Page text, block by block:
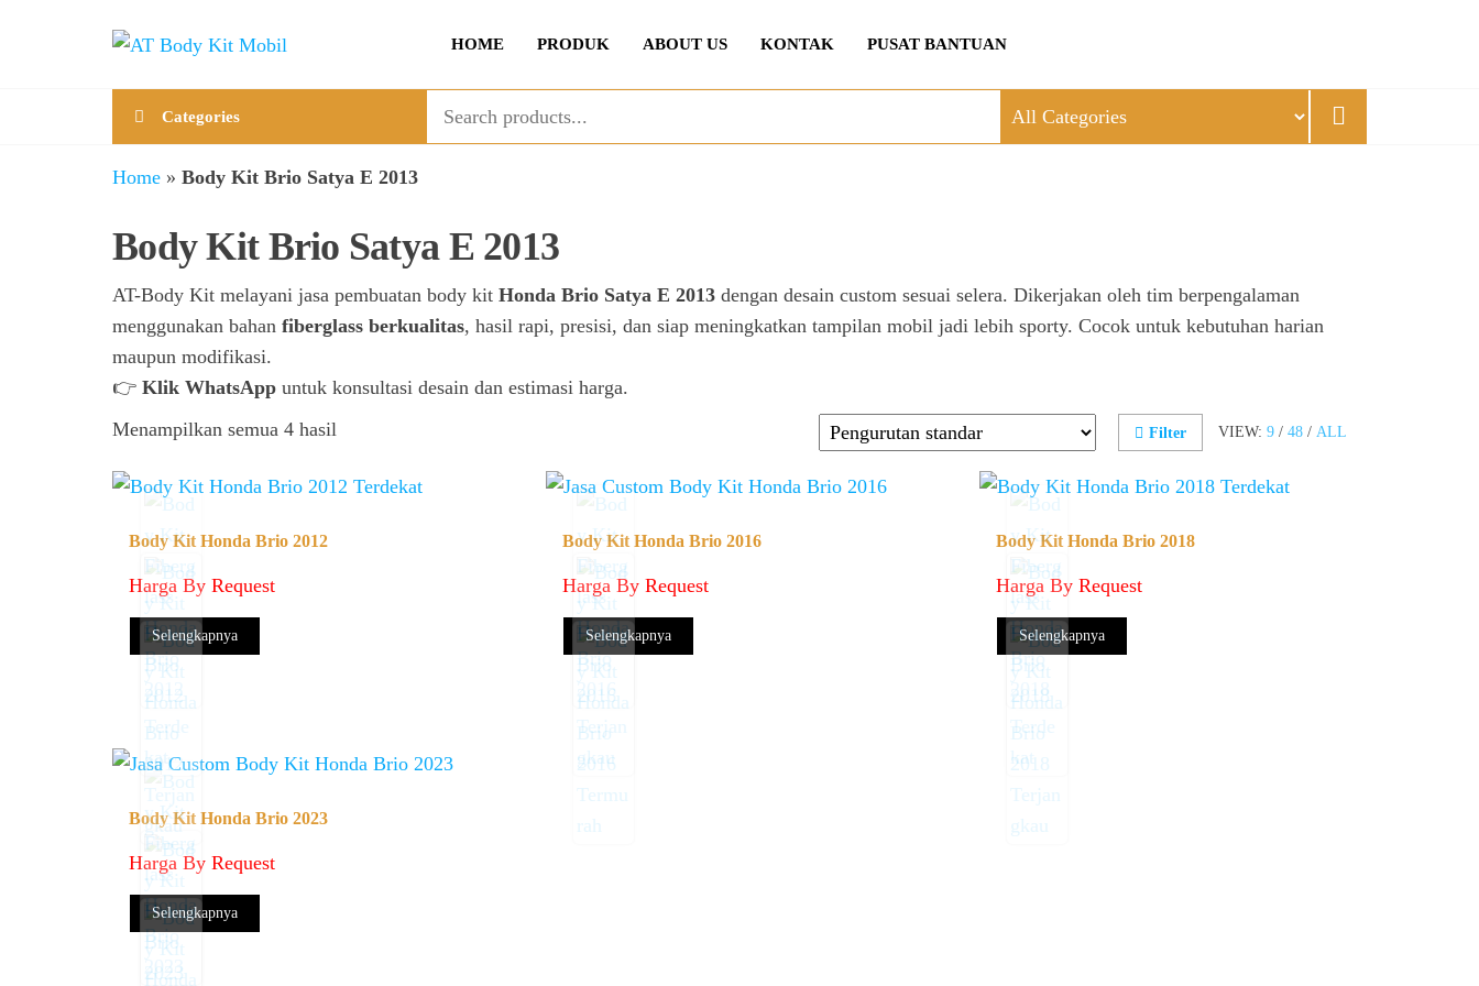
Mobil
Kit
Mobil
HOME PRODUK ABOUT US KONTAK PUSAT BANTUAN
Categories
Home » Body Kit Brio Satya E 2013
Body Kit Brio Satya E 2013
AT-Body Kit melayani jasa pembuatan body kit Honda Brio Satya E 2013 dengan desain custom sesuai selera. Dikerjakan oleh tim berpengalaman
menggunakan bahan fiberglass berkualitas, hasil rapi, presisi, dan siap meningkatkan tampilan mobil jadi lebih sporty. Cocok untuk kebutuhan harian
maupun modifikasi.
👉 Klik WhatsApp untuk konsultasi desain dan estimasi harga.
VIEW: 9 / 48 / ALL
Filter
Menampilkan semua 4 hasil
Body Kit Honda Brio 2012
Harga By Request
Selengkapnya
Body Kit Honda Brio 2016
Harga By Request
Selengkapnya
Body Kit Honda Brio 2018
Harga By Request
Selengkapnya
Body Kit Honda Brio 2023
Harga By Request
Selengkapnya